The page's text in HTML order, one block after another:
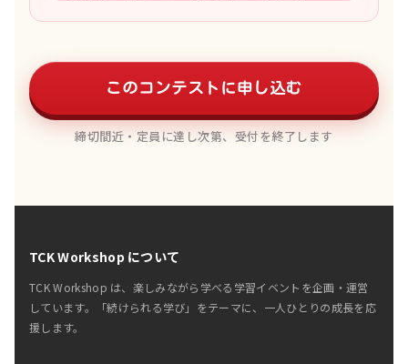
このコンテストに申し込む
締切間近・定員に達し次第、受付を終了します
TCK Workshop について
TCK Workshop は、楽しみながら学べる学習イベントを企画・運営
しています。「続けられる学び」をテーマに、一人ひとりの成長を応
援します。